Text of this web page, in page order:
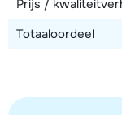
Prijs /
Totaaloordeel